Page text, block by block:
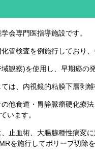
会専門医指導施設です。
管検査を例施行しており
観察)を使用し、早期癌の
は、内視鏡的粘膜下層剥
他食道・胃静脈瘤硬化療
います。
止血術、大腸腺種性病変
を施行してポリープ切除